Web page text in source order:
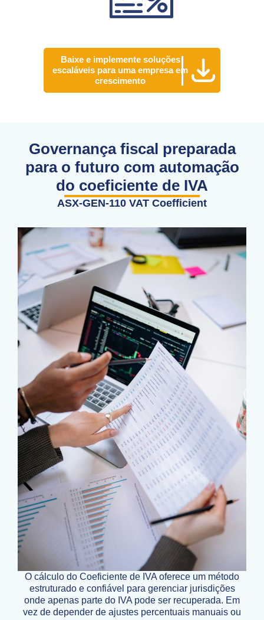
Baixe e implemente soluções
escaláveis para uma empresa em
crescimento
Governança fiscal preparada
para o futuro com automação
do coeficiente de IVA
ASX-GEN-110 VAT Coefficient
O cálculo do Coeficiente de IVA oferece um método
estruturado e confiável para gerenciar jurisdições
onde apenas parte do IVA pode ser recuperada. Em
vez de depender de ajustes percentuais manuais ou